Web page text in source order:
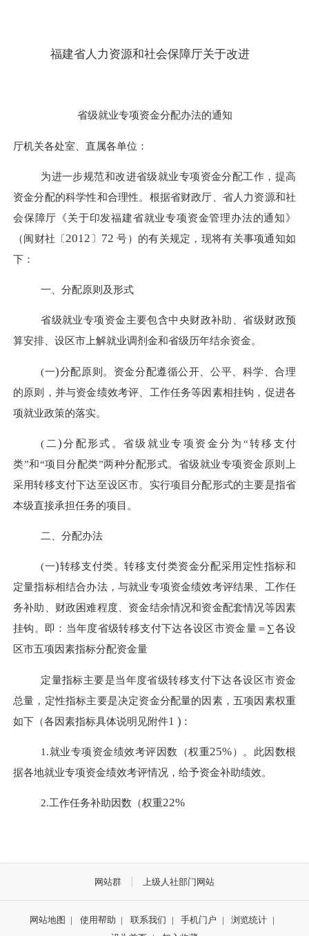
福建省人力资源和社会保障厅关于改进
省级就业专项资金分配办法的通知
厅机关各处室、直属各单位：
为进一步规范和改进省级就业专项资金分配工作，提高
资金分配的科学性和合理性。根据省财政厅、省人力资源和社
会保障厅《关于印发福建省就业专项资金管理办法的通知》
（闽财社〔2012 〕 72号）的有关规定，现将有关事项通知如
下：
一、分配原则及形式
省级就业专项资金主要包含中央财政补助、省级财政预
算安排、设区市上解就业调剂金和省级历年结余资金。
(一)分配原则。资金分配遵循公开、公平、科学、合理
的原则，并与资金绩效考评、工作任务等因素相挂钩，促进各
项就业政策的落实。
(二 )分配形式。省级就业专项资金分为“转移支付
类”和“项目分配类”两种分配形式。省级就业专项资金原则上
采用转移支付下达至设区市。实行项目分配形式的主要是指省
本级直接承担任务的项目。
二、分配办法
(一)转移支付类。转移支付类资金分配采用定性指标和
定量指标相结合办法，与就业专项资金绩效考评结果、工作任
务补助、财政困难程度、资金结余情况和资金配套情况等因素
挂钩。即：当年度省级转移支付下达各设区市资金量＝∑各设
区市五项因素指标分配资金量
定量指标主要是当年度省级转移支付下达各设区市资金
总量，定性指标主要是决定资金分配量的因素，五项因素权重
如下（各因素指标具体说明见附件1 ) :
1.就业专项资金绩效考评因数（权重25%）。此因数根
据各地就业专项资金绩效考评情况，给予资金补助绩效。
2.工作任务补助因数（权重22%
网站群 上级人社部门网站
网站地图 | 使用帮助 | 联系我们 | 手机门户 | 浏览统计 |